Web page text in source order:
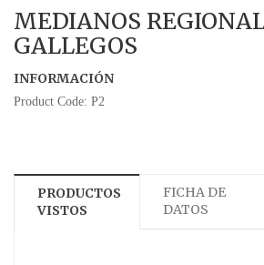
MEDIANOS
GALLEGOS
INFORMACIÓN
Product Code: P2
PRODUCTOS
VISTOS
FICHA DE
DATOS